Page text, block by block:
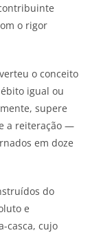
o rigor
o conceito
igual ou
supere
a reiteração —
em doze
do
e
casca, cujo